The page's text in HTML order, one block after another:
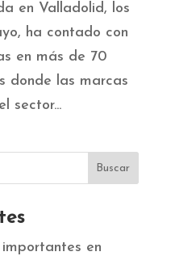
en Valladolid, los
ha contado con
en más de 70
donde las marcas
sector...
en